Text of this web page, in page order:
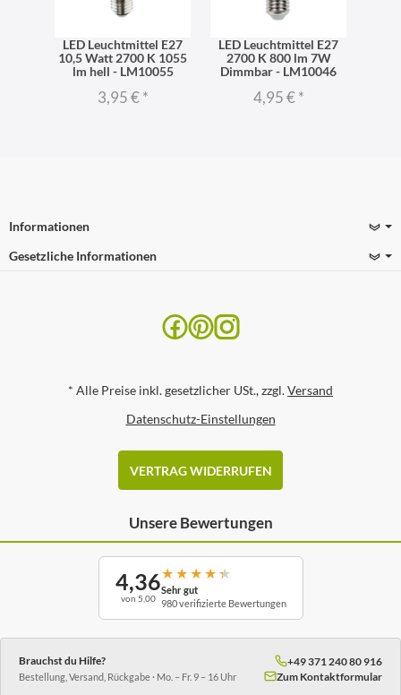
LED Leuchtmittel E27
10,5 Watt 2700 K 1055
lm hell - LM10055
3,95 €*
LED Leuchtmittel E27
2700 K 800 lm 7W
Dimmbar - LM10046
4,95 €*
Informationen
Gesetzliche Informationen
* Alle Preise inkl. gesetzlicher USt., zzgl.Versand
Datenschutz-Einstellungen
VERTRAG WIDERRUFEN
Unsere Bewertungen
4,36
von 5,00
★ ★ ★ ★ ★
Sehr gut
980 verifizierte Bewertungen
Brauchst du Hilfe?
Bestellung, Versand, Rückgabe · Mo. – Fr. 9 – 16 Uhr
+49 371 240 80 916
Zum Kontaktformular